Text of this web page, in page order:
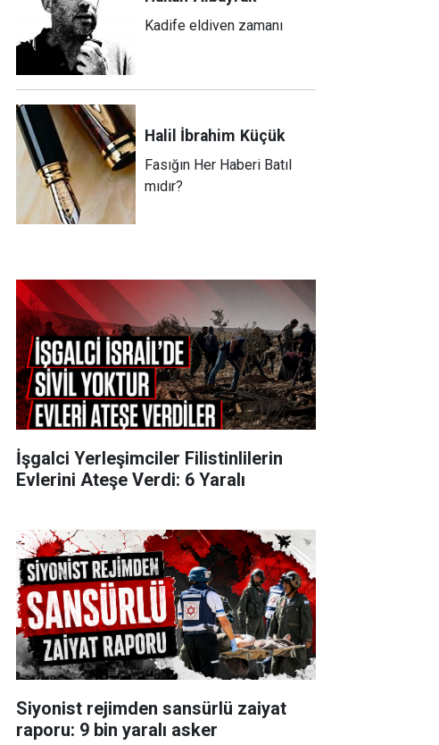
Kadife eldiven zamanı
Halil İbrahim Küçük
Fasığın Her Haberi Batıl
mıdır?
İşgalci Yerleşimciler Filistinlilerin
Evlerini Ateşe Verdi: 6 Yaralı
Siyonist rejimden sansürlü zaiyat
raporu: 9 bin yaralı asker